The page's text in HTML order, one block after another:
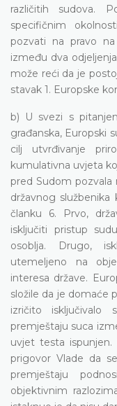
različitih sudova.
specifičnim
pozvati na pravo
između dva
može reći da je
stavak 1. Europske
b) U svezi s
građanska, Europski
cilj utvrđivanje
kumulativna uvjeta
pred Sudom pozvala
državnog
članku 6. Prvo,
isključiti pristup
osoblja. Drugo,
utemeljeno na
interesa države.
složile da je domaće
izričito isključivalo
premještaju suca
uvjet testa
prigovor Vlade da
premještaju
objektivnim